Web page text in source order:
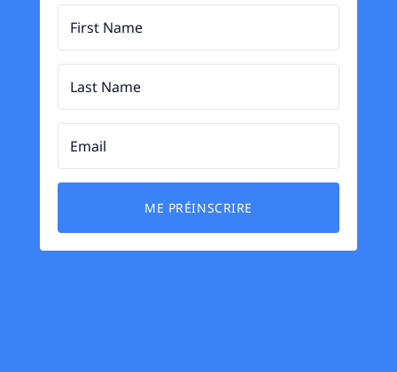
ME PRÉINSCRIRE